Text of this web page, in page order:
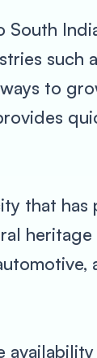
South
such
to
that